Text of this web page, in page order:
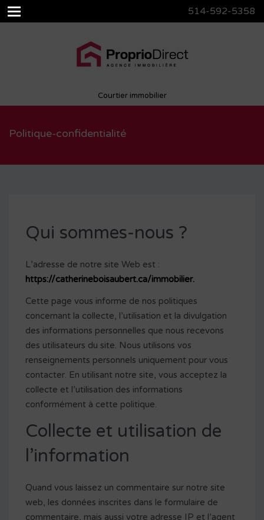
514-592-5358
Courtier immobilier
Politique-confidentialité
Qui sommes-nous ?
L’adresse de notre site Web est :
https://catherineboisaubert.ca/immobilier.
Cette page vous informe de nos politiques
concernant la collecte, l’utilisation et la divulgation
des informations personnelles que nous recevons
des utilisateurs du site. Nous utilisons vos
renseignements personnels uniquement pour vous
contacter. En utilisant notre site, vous acceptez la
collecte et l’utilisation des informations
conformément à cette politique.
Collecte et utilisation de
l’information
Quand vous laissez un commentaire sur notre site
web, les données inscrites dans le formulaire de
commentaire, mais aussi votre adresse IP et l’agent